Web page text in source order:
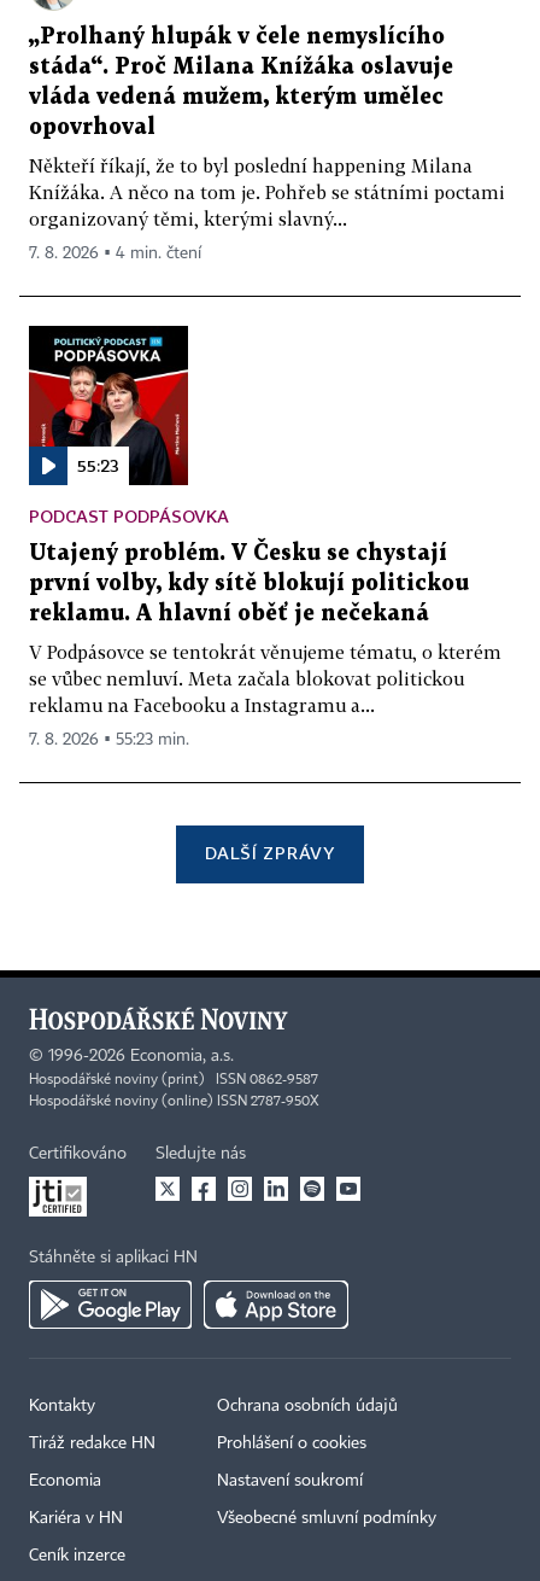
„Prolhaný hlupák v čele nemyslícího
stáda“. Proč Milana Knížáka oslavuje
vláda vedená mužem, kterým umělec
opovrhoval
Někteří říkají, že to byl poslední happening Milana
Knížáka. A něco na tom je. Pohřeb se státními poctami
organizovaný těmi, kterými slavný...
7. 8. 2026 ▪ 4 min. čtení
55:23
PODCAST PODPÁSOVKA
Utajený problém. V Česku se chystají
první volby, kdy sítě blokují politickou
reklamu. A hlavní oběť je nečekaná
V Podpásovce se tentokrát věnujeme tématu, o kterém
se vůbec nemluví. Meta začala blokovat politickou
reklamu na Facebooku a Instagramu a...
7. 8. 2026 ▪ 55:23 min.
DALŠÍ ZPRÁVY
© 1996-2026 Economia, a.s.
Hospodářské noviny (print) ISSN 0862-9587
Hospodářské noviny (online) ISSN 2787-950X
Certifikováno Sledujte nás
Stáhněte si aplikaci HN
Kontakty
Tiráž redakce HN
Economia
Kariéra v HN
Ceník inzerce
Ochrana osobních údajů
Prohlášení o cookies
Nastavení soukromí
Všeobecné smluvní podmínky